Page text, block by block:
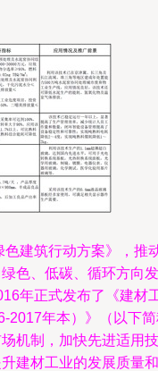
建筑行动方案》，推
色、低碳、循环方向发
年正式发布了《建材
2017年本）》（以下
机制，加快先进适用技
建材工业的发展质量和